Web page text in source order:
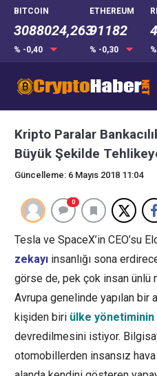
BITCOIN
3088024,263
% -0,40
ETHEREUM
91182
% -0,30
Kripto Paralar
Büyük Şekilde
Güncelleme: 6 Mayıs 2018 11:04
0
Tesla ve SpaceX’in CEO’su
zekayı insanlığı sona
görse de, pek çok insan ünlü
Avrupa genelinde yapılan bir
kişiden biri ülke yönetiminin
devredilmesini istiyor.
otomobillerden insansız